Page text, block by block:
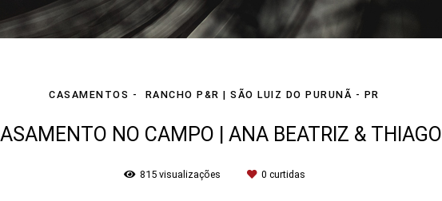
CASAMENTOS RANCHO P&R | SÃO LUIZ DO PURUNÃ - PR
NO CAMPO | ANA BEATRIZ & THIAGO
815visualizações 0 curtidas